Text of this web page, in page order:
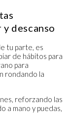
descanso
tu parte, es
de hábitos para
para
rondando la
reforzando las
a mano y puedas,